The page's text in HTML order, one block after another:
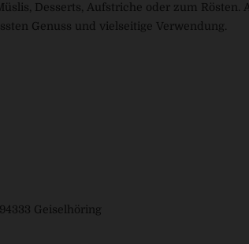
Desserts, Aufstriche oder zum Rösten.
Genuss und vielseitige Verwendung.
Geiselhöring